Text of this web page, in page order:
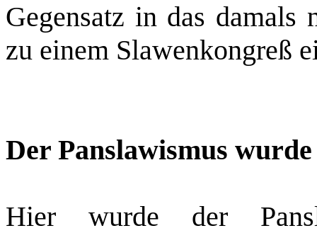
Gegensatz in das damals
zu einem Slawenkongreß
Der Panslawismus
Hier wurde der